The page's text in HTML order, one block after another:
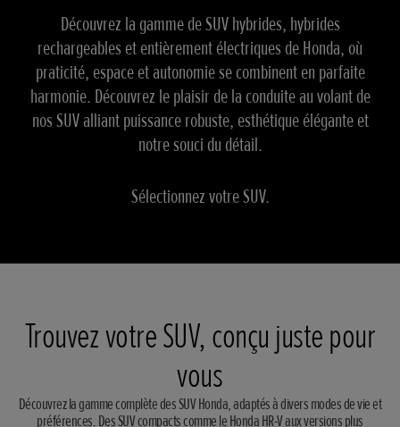
Découvrez la gamme de SUV hybrides, hybrides
rechargeables et entièrement électriques de Honda, où
praticité, espace et autonomie se combinent en parfaite
harmonie. Découvrez le plaisir de la conduite au volant de
nos SUV alliant puissance robuste, esthétique élégante et
notre souci du détail.
Sélectionnez votre SUV.
Trouvez votre SUV, conçu juste pour
vous
Découvrez la gamme complète des SUV Honda, adaptés à divers modes de vie et
préférences. Des SUV compacts comme le Honda HR-V aux versions plus